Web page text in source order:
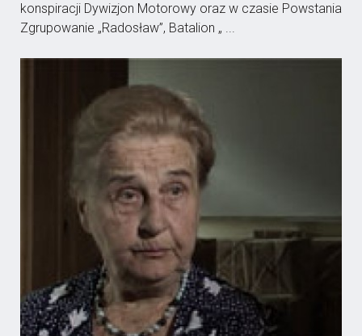
konspiracji Dywizjon Motorowy oraz w czasie Powstania
Zgrupowanie „Radosław”, Batalion „ ...